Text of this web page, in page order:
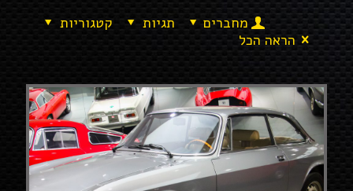
קטגוריות תגיות
מחברים
הראה הכל